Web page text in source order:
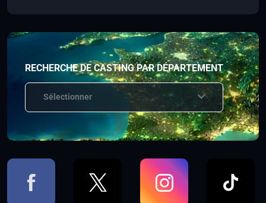
RECHERCHE DE CASTING PAR DÉPARTEMENT
Sélectionner